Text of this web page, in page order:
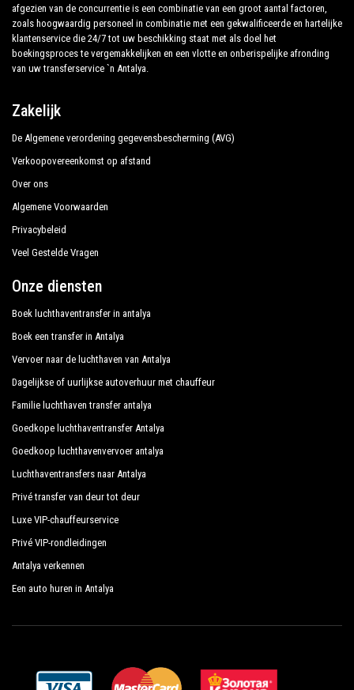
afgezien van de concurrentie is een combinatie van een groot aantal factoren,
zoals hoogwaardig personeel in combinatie met een gekwalificeerde en hartelijke
klantenservice die 24/7 tot uw beschikking staat met als doel het
boekingsproces te vergemakkelijken en een vlotte en onberispelijke afronding
van uw transferservice `n Antalya.
Zakelijk
De Algemene verordening gegevensbescherming (AVG)
Verkoopovereenkomst op afstand
Over ons
Algemene Voorwaarden
Privacybeleid
Veel Gestelde Vragen
Onze diensten
Boek luchthaventransfer in antalya
Boek een transfer in Antalya
Vervoer naar de luchthaven van Antalya
Dagelijkse of uurlijkse autoverhuur met chauffeur
Familie luchthaven transfer antalya
Goedkope luchthaventransfer Antalya
Goedkoop luchthavenvervoer antalya
Luchthaventransfers naar Antalya
Privé transfer van deur tot deur
Luxe VIP-chauffeurservice
Privé VIP-rondleidingen
Antalya verkennen
Een auto huren in Antalya